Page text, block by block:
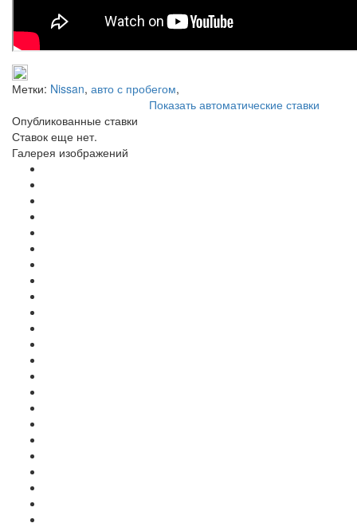
Метки: Nissan, авто с пробегом,
Показать автоматические ставки
Опубликованные ставки
Ставок еще нет.
Галерея изображений